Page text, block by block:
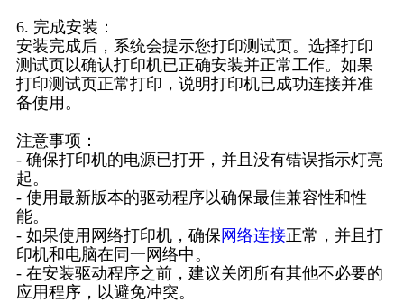
6. 完成安装：
安装完成后，系统会提示您打印测试页。选择打印
测试页以确认打印机已正确安装并正常工作。如果
打印测试页正常打印，说明打印机已成功连接并准
备使用。
注意事项：
- 确保打印机的电源已打开，并且没有错误指示灯亮
起。
- 使用最新版本的驱动程序以确保最佳兼容性和性
能。
- 如果使用网络打印机，确保 网络连接正常，并且打
印机和电脑在同一网络中。
- 在安装驱动程序之前，建议关闭所有其他不必要的
应用程序，以避免冲突。